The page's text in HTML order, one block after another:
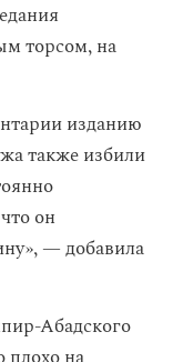
торсом, на
изданию
также избили
он
— добавила
Абадского